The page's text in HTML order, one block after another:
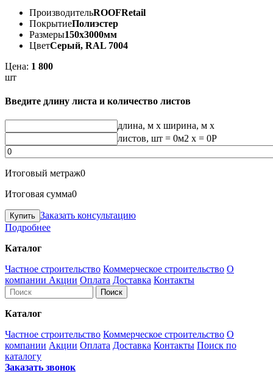
ПроизводительROOFRetail
ПокрытиеПолиэстер
Размеры150х3000мм
ЦветСерый, RAL 7004
Цена: 1 800
шт
Введите длину листа и количество листов
длина, м x ширина, м x
листов, шт = 0м2 x = 0Р
Итоговый метраж0
Итоговая сумма0
Заказать консультацию
Подробнее
Каталог
Частное строительство Коммерческое строительство О
компании Акции Оплата Доставка Контакты
Каталог
Частное строительство Коммерческое строительство О
компании Акции Оплата Доставка Контакты Поиск по
каталогу
Заказать звонок